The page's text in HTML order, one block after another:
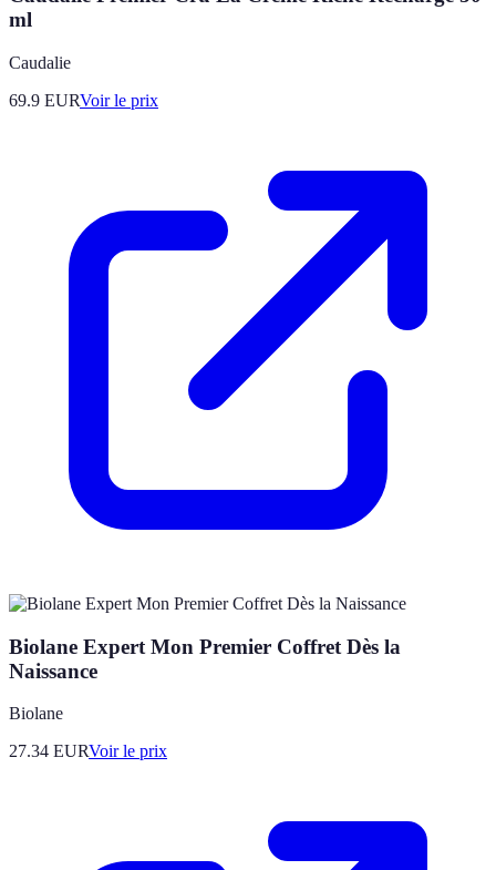
ml
Caudalie
69.9 EURVoir le prix
Biolane Expert Mon Premier Coffret Dès la
Naissance
Biolane
27.34 EURVoir le prix